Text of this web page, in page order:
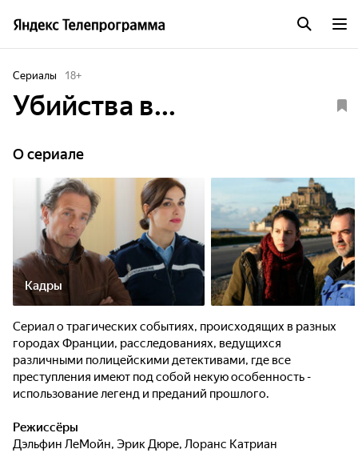
Сериалы 18+
Убийства в...
O сериале
Кадры
Сериал о трагических событиях, происходящих в разных
городах Франции, расследованиях, ведущихся
различными полицейскими детективами, где все
преступления имеют под собой некую особенность -
использование легенд и преданий прошлого.
Режиссёры
Дэльфин ЛеМойн, Эрик Дюре, Лоранс Катриан